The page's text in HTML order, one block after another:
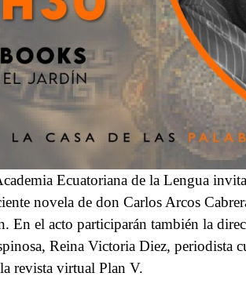
Ecuatoriana de la Lengua
novela de don Carlos Arcos
En el acto participarán también la
Reina Victoria Diez, periodista
revista virtual Plan V.